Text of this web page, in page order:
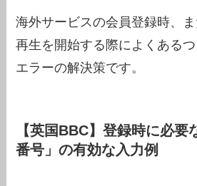
海外サービスの会員登録時、
再生を開始する際によくある
エラーの解決策です。
【英国BBC】登録時に必要
番号」の有効な入力例